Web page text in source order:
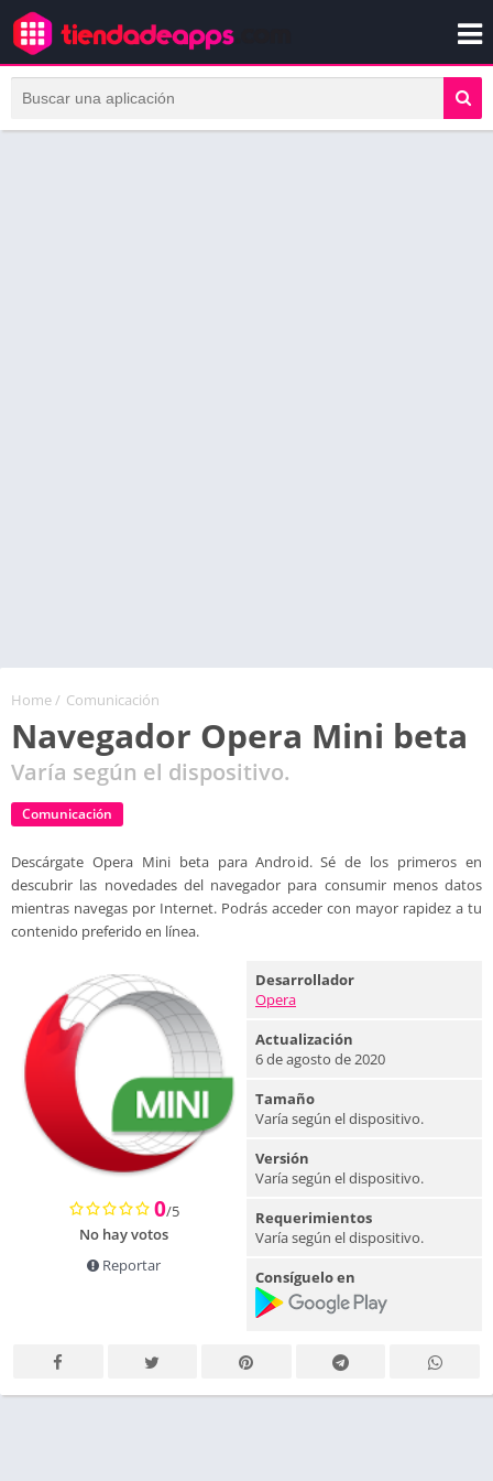
Home/ Comunicación
Navegador Opera Mini beta
Varía según el dispositivo.
Comunicación
Descárgate Opera Mini beta para Android. Sé de los primeros en
descubrir las novedades del navegador para consumir menos datos
mientras navegas por Internet. Podrás acceder con mayor rapidez a tu
contenido preferido en línea.
0/5
No hay votos
Reportar
Desarrollador
Opera
Actualización
6 de agosto de 2020
Tamaño
Varía según el dispositivo.
Versión
Varía según el dispositivo.
Requerimientos
Varía según el dispositivo.
Consíguelo en